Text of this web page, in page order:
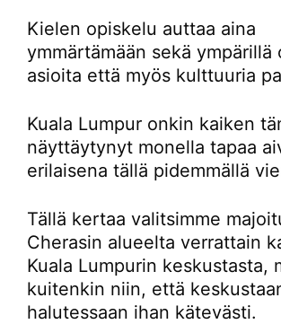
Kielen opiskelu auttaa aina
ymmärtämään sekä ympärillä
asioita että myös kulttuuria
Kuala Lumpur onkin kaiken
näyttäytynyt monella tapaa
erilaisena tällä pidemmällä
Tällä kertaa valitsimme
Cherasin alueelta verrattain
Kuala Lumpurin keskustasta,
kuitenkin niin, että
halutessaan ihan kätevästi.